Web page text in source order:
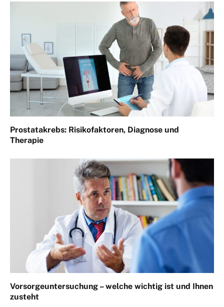
Prostatakrebs: Risikofaktoren, Diagnose und
Therapie
Vorsorgeuntersuchung – welche wichtig ist und Ihnen
zusteht